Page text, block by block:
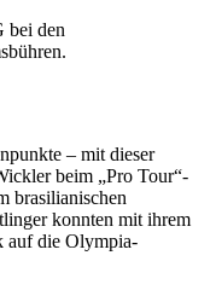
bei den
– mit dieser
beim „Pro Tour“-
brasilianischen
konnten mit ihrem
auf die Olympia-